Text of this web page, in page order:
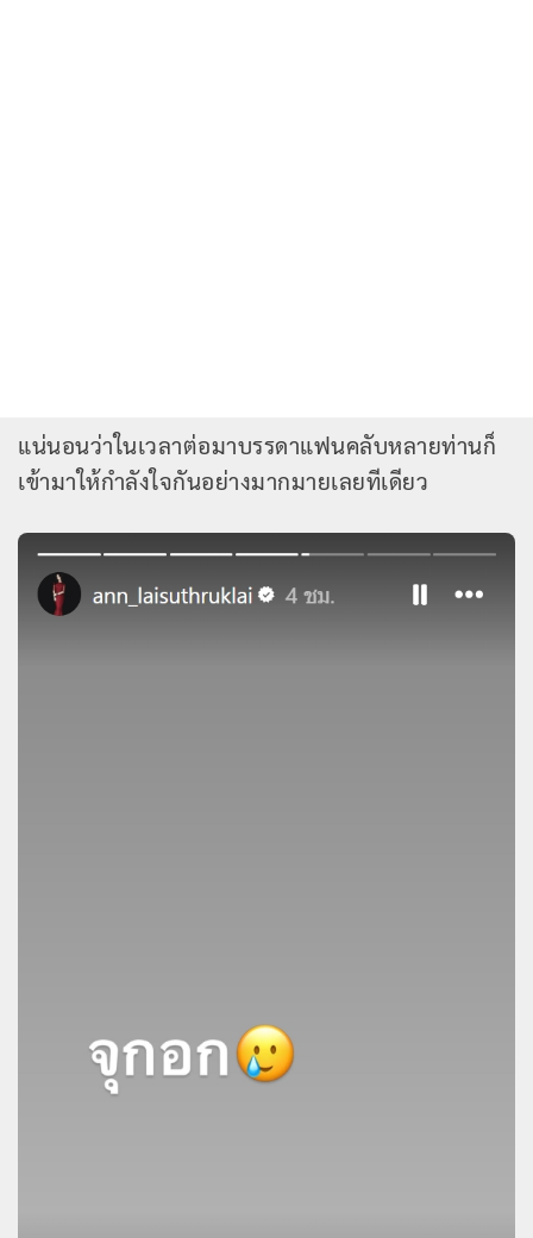
แน่นอนว่าในเวลาต่อมาบรรดาแฟนคลับหลายท่านก็
เข้ามาให้กำลังใจกันอย่างมากมายเลยทีเดียว